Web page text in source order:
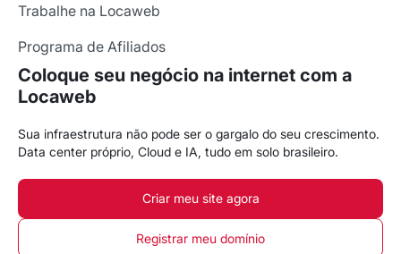
Trabalhe na Locaweb
Programa de Afiliados
Coloque seu negócio na internet com a
Locaweb
Sua infraestrutura não pode ser o gargalo do seu crescimento.
Data center próprio, Cloud e IA, tudo em solo brasileiro.
Criar meu site agora
Registrar meu domínio